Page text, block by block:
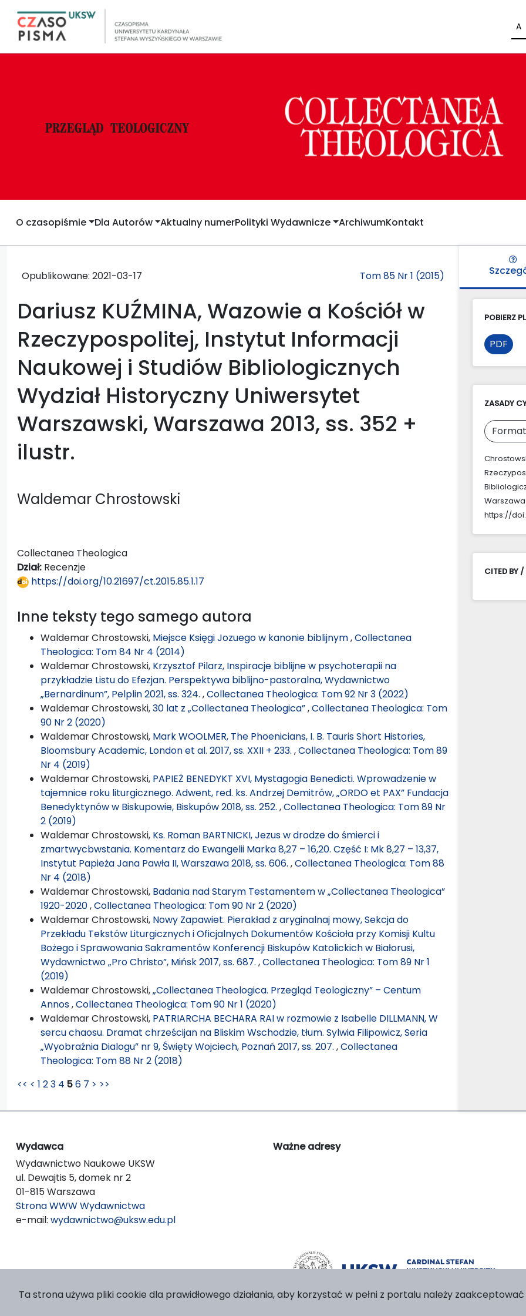
A
O czasopiśmie Dla Autorów Aktualny numerPolityki Wydawnicze ArchiwumKontakt
Opublikowane: 2021-03-17 Tom 85 Nr 1 (2015)
Dariusz KUŹMINA, Wazowie a Kościół w
Rzeczypospolitej, Instytut Informacji
Naukowej i Studiów Bibliologicznych
Wydział Historyczny Uniwersytet
Warszawski, Warszawa 2013, ss. 352 +
ilustr.
Waldemar Chrostowski
Collectanea Theologica
Dział: Recenzje
https://doi.org/10.21697/ct.2015.85.1.17
Inne teksty tego samego autora
Waldemar Chrostowski, Miejsce Księgi Jozuego w kanonie biblijnym,Collectanea
Theologica: Tom 84 Nr 4 (2014)
Waldemar Chrostowski, Krzysztof Pilarz, Inspiracje biblijne w psychoterapii na
przykładzie Listu do Efezjan. Perspektywa biblijno-pastoralna, Wydawnictwo
„Bernardinum”, Pelplin 2021, ss. 324. ,Collectanea Theologica: Tom 92 Nr 3 (2022)
Waldemar Chrostowski,30 lat z „Collectanea Theologica”,Collectanea Theologica: Tom
90 Nr 2 (2020)
Waldemar Chrostowski, Mark WOOLMER, The Phoenicians, I. B. Tauris Short Histories,
Bloomsbury Academic, London et al. 2017, ss. XXII + 233. ,Collectanea Theologica: Tom 89
Nr 4 (2019)
Waldemar Chrostowski, PAPIEŻ BENEDYKT XVI, Mystagogia Benedicti. Wprowadzenie w
tajemnice roku liturgicznego. Adwent, red. ks. Andrzej Demitrów, „ORDO et PAX” Fundacja
Benedyktynów w Biskupowie, Biskupów 2018, ss. 252. ,Collectanea Theologica: Tom 89 Nr
2 (2019)
Waldemar Chrostowski, Ks. Roman BARTNICKI, Jezus w drodze do śmierci i
zmartwycbwstania. Komentarz do Ewangelii Marka 8,27 – 16,20. Część I: Mk 8,27 – 13,37,
Instytut Papieża Jana Pawła II, Warszawa 2018, ss. 606. ,Collectanea Theologica: Tom 88
Nr 4 (2018)
Waldemar Chrostowski, Badania nad Starym Testamentem w „Collectanea Theologica”
1920-2020,Collectanea Theologica: Tom 90 Nr 2 (2020)
Waldemar Chrostowski, Nowy Zapawiet. Pierakład z aryginalnaj mowy, Sekcja do
Przekładu Tekstów Liturgicznych i Oficjalnych Dokumentów Kościoła przy Komisji Kultu
Bożego i Sprawowania Sakramentów Konferencji Biskupów Katolickich w Białorusi,
Wydawnictwo „Pro Christo”, Mińsk 2017, ss. 687. ,Collectanea Theologica: Tom 89 Nr 1
(2019)
Waldemar Chrostowski,„Collectanea Theologica. Przegląd Teologiczny” – Centum
Annos,Collectanea Theologica: Tom 90 Nr 1 (2020)
Waldemar Chrostowski, PATRIARCHA BECHARA RAI w rozmowie z Isabelle DILLMANN, W
sercu chaosu. Dramat chrześcijan na Bliskim Wschodzie, tłum. Sylwia Filipowicz, Seria
„Wyobraźnia Dialogu” nr 9, Święty Wojciech, Poznań 2017, ss. 207. ,Collectanea
Theologica: Tom 88 Nr 2 (2018)
<< < 1 23 4 56 7 > >>
POBIERZ
PDF
ZASADY
Warszawa
https://
CITED BY /
Wydawca
Wydawnictwo Naukowe UKSW
ul. Dewajtis 5, domek nr 2
01-815 Warszawa
Strona WWW Wydawnictwa
e-mail: wydawnictwo@uksw.edu.pl
Ważne adresy
Ta strona używa pliki cookie dla prawidłowego działania, aby korzystać w pełni z portalu należy